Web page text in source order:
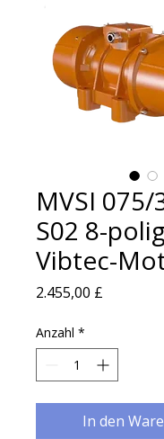
MVSI 075/
S02 8-
Vibtec-
2.455,00 £
Anzahl *
In den